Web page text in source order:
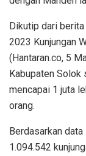
Dikutip dari
2023 Kunjungan
(Hantaran.co, 5
Kabupaten Solok
mencapai 1 juta
orang.
Berdasarkan
1.094.542